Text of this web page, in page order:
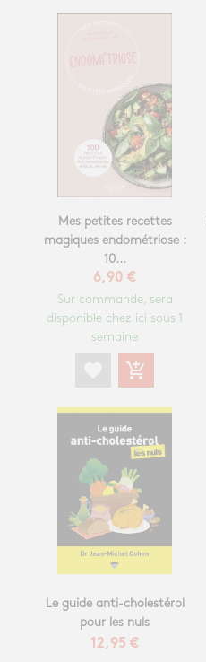
Mes petites recettes
magiques endométriose :
10...
6,90 €
Sur commande, sera
disponible chez ici sous 1
semaine
add_shopping_cart
Le guide anti-cholestérol
pour les nuls
12,95 €